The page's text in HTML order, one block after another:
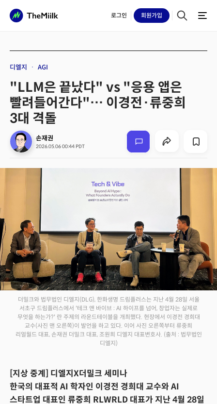
로그인 회원가입
디엘지 AGI
"LLM은 끝났다" vs "응용 앱은
빨려들어간다"… 이경전·류중희
3대 격돌
손재권
2026.05.06 00:44 PDT
더밀크와 법무법인 디엘지(DLG), 한화생명 드림플러스는 지난 4월 28일 서울
서초구 드림플러스에서 '테크 앤 바이브 : AI 하이프를 넘어, 창업자는 실제로
무엇을 하는가?' 란 주제의 라운드테이블을 개최했다. 현장에서 이경전 경희대
교수(사진 맨 오른쪽)이 발언을 하고 있다. 이어 사진 오른쪽부터 류중희
리얼월드 대표, 손재권 더밀크 대표, 조원희 디엘지 대표변호사. (출처 : 법무법인
디엘지)
[지상 중계] 디엘지X더밀크 세미나
한국의 대표적 AI 학자인 이경전 경희대 교수와 AI
스타트업 대표인 류중희 RLWRLD 대표가 지난 4월 28일